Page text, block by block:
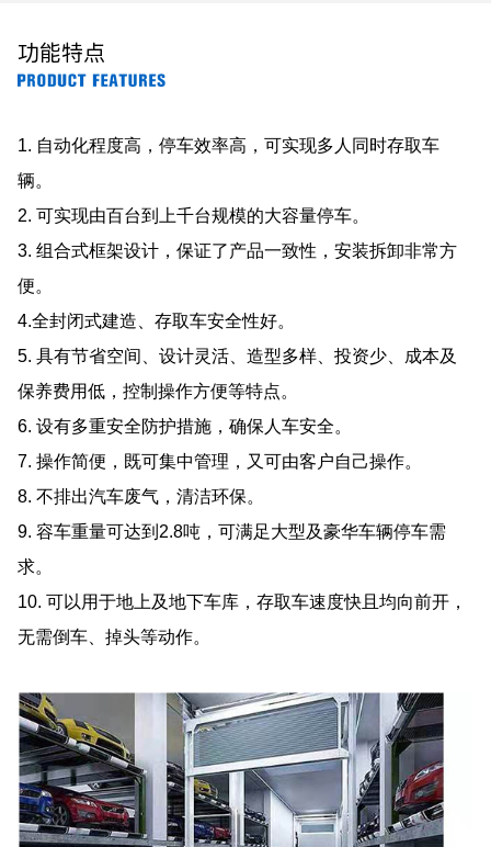
功能特点
1. 自动化程度高，停车效率高，可实现多人同时存取车
辆。
2. 可实现由百台到上千台规模的大容量停车。
3. 组合式框架设计，保证了产品一致性，安装拆卸非常方
便。
4.全封闭式建造、存取车安全性好。
5. 具有节省空间、设计灵活、造型多样、投资少、成本及
保养费用低，控制操作方便等特点。
6. 设有多重安全防护措施，确保人车安全。
7. 操作简便，既可集中管理，又可由客户自己操作。
8. 不排出汽车废气，清洁环保。
9. 容车重量可达到2.8吨，可满足大型及豪华车辆停车需
求。
10. 可以用于地上及地下车库，存取车速度快且均向前开，
无需倒车、掉头等动作。